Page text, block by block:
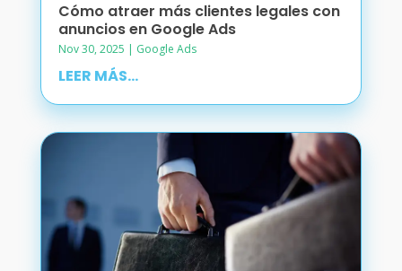
Cómo atraer más clientes legales con
anuncios en Google Ads
Nov 30, 2025 | Google Ads
LEER MÁS...